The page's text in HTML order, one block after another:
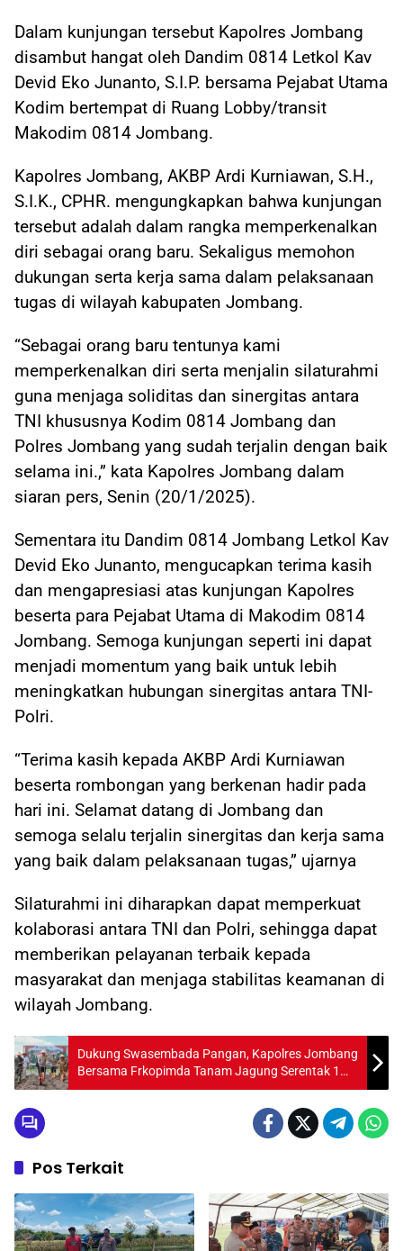
Dalam kunjungan tersebut Kapolres Jombang
disambut hangat oleh Dandim 0814 Letkol Kav
Devid Eko Junanto, S.I.P. bersama Pejabat Utama
Kodim bertempat di Ruang Lobby/transit
Makodim 0814 Jombang.
Kapolres Jombang, AKBP Ardi Kurniawan, S.H.,
S.I.K., CPHR. mengungkapkan bahwa kunjungan
tersebut adalah dalam rangka memperkenalkan
diri sebagai orang baru. Sekaligus memohon
dukungan serta kerja sama dalam pelaksanaan
tugas di wilayah kabupaten Jombang.
“Sebagai orang baru tentunya kami
memperkenalkan diri serta menjalin silaturahmi
guna menjaga soliditas dan sinergitas antara
TNI khususnya Kodim 0814 Jombang dan
Polres Jombang yang sudah terjalin dengan baik
selama ini.,” kata Kapolres Jombang dalam
siaran pers, Senin (20/1/2025).
Sementara itu Dandim 0814 Jombang Letkol Kav
Devid Eko Junanto, mengucapkan terima kasih
dan mengapresiasi atas kunjungan Kapolres
beserta para Pejabat Utama di Makodim 0814
Jombang. Semoga kunjungan seperti ini dapat
menjadi momentum yang baik untuk lebih
meningkatkan hubungan sinergitas antara TNI-
Polri.
“Terima kasih kepada AKBP Ardi Kurniawan
beserta rombongan yang berkenan hadir pada
hari ini. Selamat datang di Jombang dan
semoga selalu terjalin sinergitas dan kerja sama
yang baik dalam pelaksanaan tugas,” ujarnya
Silaturahmi ini diharapkan dapat memperkuat
kolaborasi antara TNI dan Polri, sehingga dapat
memberikan pelayanan terbaik kepada
masyarakat dan menjaga stabilitas keamanan di
wilayah Jombang.
Dukung Swasembada Pangan, Kapolres Jombang
Bersama Frkopimda Tanam Jagung Serentak 1
Juta Hektar
Pos Terkait